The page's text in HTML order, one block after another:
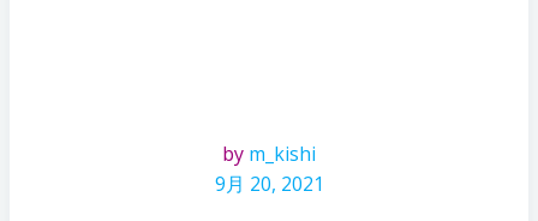
by m_kishi
9月 20, 2021